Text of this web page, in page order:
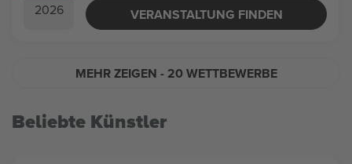
2026
VERANSTALTUNG FINDEN
MEHR ZEIGEN - 20 WETTBEWERBE
Beliebte Künstler